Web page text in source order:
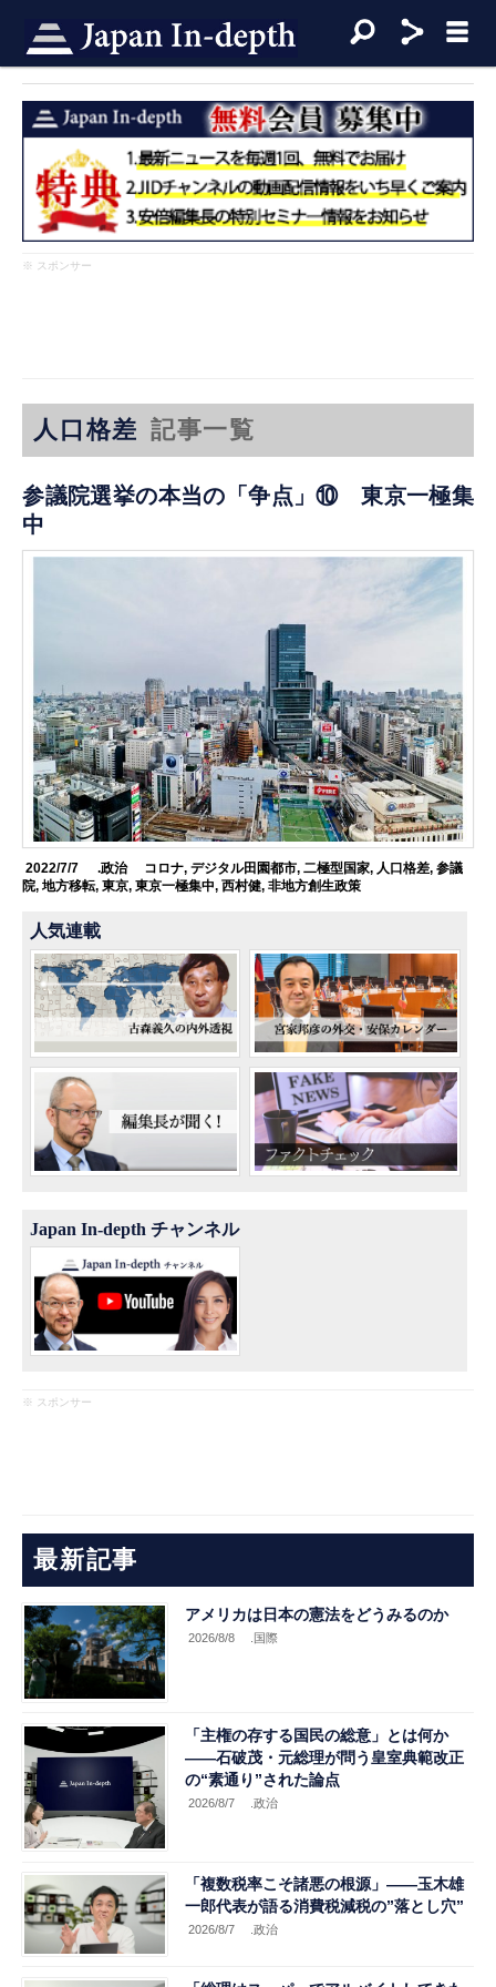
※ スポンサー
人口格差 記事一覧
参議院選挙の本当の「争点」⑩ 東京一極集
中
2022/7/7 .政治 コロナ, デジタル田園都市, 二極型国家, 人口格差, 参議
院,地方移転,東京,東京一極集中,西村健,非地方創生政策
人気連載
Japan In-depth チャンネル
※ スポンサー
最新記事
アメリカは日本の憲法をどうみるのか
2026/8/8 .国際
「主権の存する国民の総意」とは何か
――石破茂・元総理が問う皇室典範改正
の“素通り”された論点
2026/8/7 .政治
「複数税率こそ諸悪の根源」――玉木雄
一郎代表が語る消費税減税の”落とし穴”
2026/8/7 .政治